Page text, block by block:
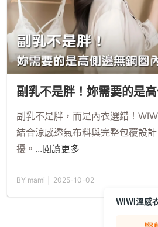
副乳不是胖！妳需要的是
副乳不是胖，而是內衣選錯！
結合涼感透氣布料與完整包覆設
擾。 ...閱讀更多
BY mami │ 2025-10-02
WIWI溫感